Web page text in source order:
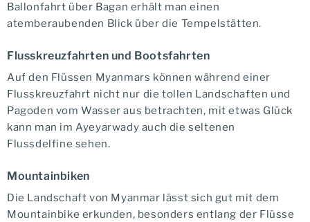
Ballonfahrt über Bagan erhält man einen
atemberaubenden Blick über die Tempelstätten.
Flusskreuzfahrten und Bootsfahrten
Auf den Flüssen Myanmars können während einer
Flusskreuzfahrt nicht nur die tollen Landschaften und
Pagoden vom Wasser aus betrachten, mit etwas Glück
kann man im Ayeyarwady auch die seltenen
Flussdelfine sehen.
Mountainbiken
Die Landschaft von Myanmar lässt sich gut mit dem
Mountainbike erkunden, besonders entlang der Flüsse